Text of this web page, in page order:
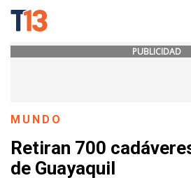
PUBLICIDAD
MUNDO
Retiran 700
de Guayaquil